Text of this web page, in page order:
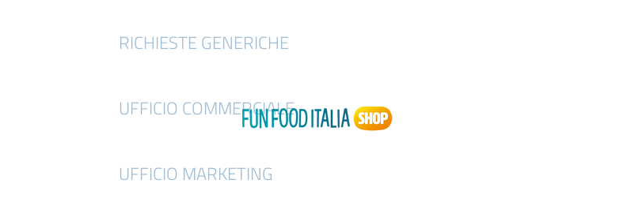
RICHIESTE GENERICHE
UFFICIO COMMERCIALE
info@funfooditalia.com
UFFICIO MARKETING